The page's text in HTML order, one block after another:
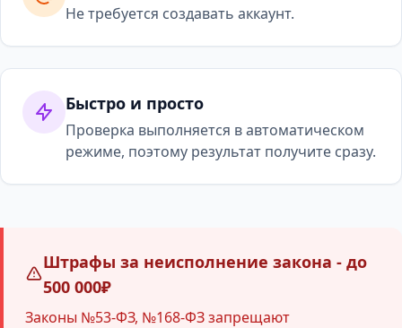
Не требуется создавать аккаунт.
Быстро и просто
Проверка выполняется в автоматическом
режиме, поэтому результат получите сразу.
Штрафы за неисполнение закона - до
500 000₽
Законы №53-ФЗ, №168-ФЗ запрещают